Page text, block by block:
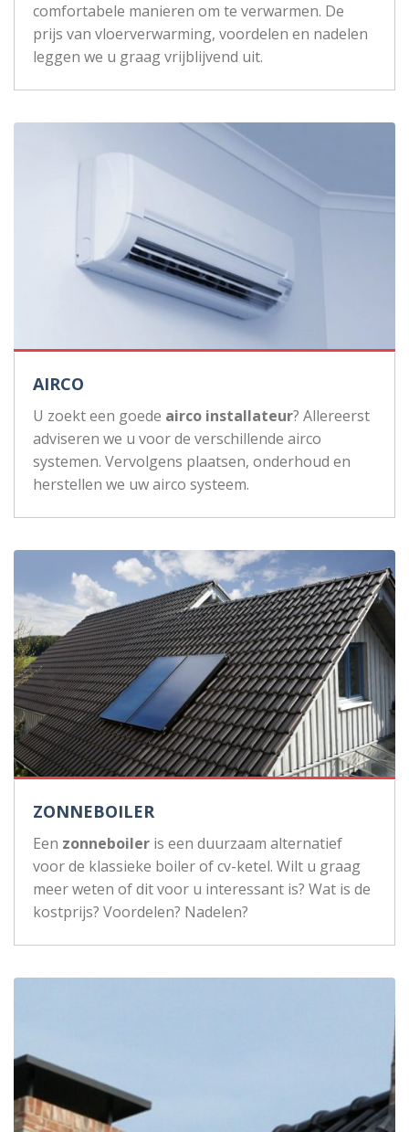
comfortabele manieren om te verwarmen. De
prijs van vloerverwarming, voordelen en nadelen
leggen we u graag vrijblijvend uit.
AIRCO
U zoekt een goede airco installateur? Allereerst
adviseren we u voor de verschillende airco
systemen. Vervolgens plaatsen, onderhoud en
herstellen we uw airco systeem.
ZONNEBOILER
Een zonneboiler is een duurzaam alternatief
voor de klassieke boiler of cv-ketel. Wilt u graag
meer weten of dit voor u interessant is? Wat is de
kostprijs? Voordelen? Nadelen?